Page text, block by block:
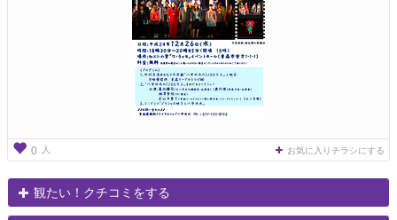
0 人 お気に入りチラシにする
観たい！クチコミをする